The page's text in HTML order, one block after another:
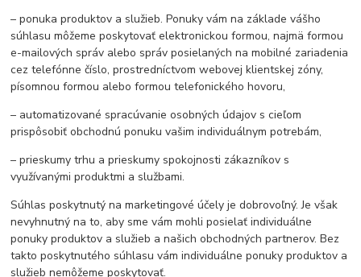
– ponuka produktov a služieb. Ponuky vám na základe vášho
súhlasu môžeme poskytovať elektronickou formou, najmä formou
e-mailových správ alebo správ posielaných na mobilné zariadenia
cez telefónne číslo, prostredníctvom webovej klientskej zóny,
písomnou formou alebo formou telefonického hovoru,
– automatizované spracúvanie osobných údajov s cieľom
prispôsobiť obchodnú ponuku vašim individuálnym potrebám,
– prieskumy trhu a prieskumy spokojnosti zákazníkov s
využívanými produktmi a službami.
Súhlas poskytnutý na marketingové účely je dobrovoľný. Je však
nevyhnutný na to, aby sme vám mohli posielať individuálne
ponuky produktov a služieb a našich obchodných partnerov. Bez
takto poskytnutého súhlasu vám individuálne ponuky produktov a
služieb nemôžeme poskytovať.